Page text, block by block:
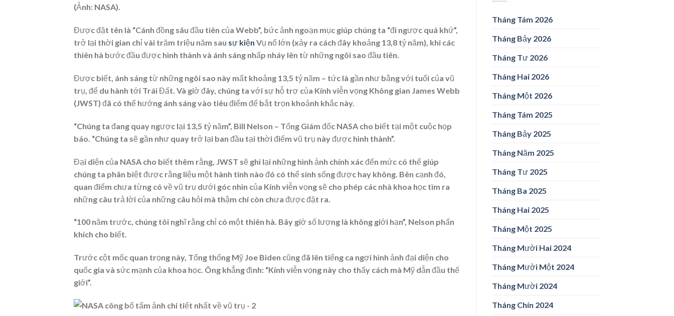
(Ảnh: NASA).
Được đặt tên là “Cánh đồng sâu đầu tiên của Webb”, bức ảnh ngoạn mục giúp chúng ta “đi ngược quá khứ”,
trở lại thời gian chỉ vài trăm triệu năm sau sự kiện Vụ nổ lớn (xảy ra cách đây khoảng 13,8 tỷ năm), khi các
thiên hà bước đầu được hình thành và ánh sáng nhấp nháy lên từ những ngôi sao đầu tiên.
Được biết, ánh sáng từ những ngôi sao này mất khoảng 13,5 tỷ năm – tức là gần như bằng với tuổi của vũ
trụ, để du hành tới Trái Đất. Và giờ đây, chúng ta với sự hỗ trợ của Kính viễn vọng Không gian James Webb
(JWST) đã có thể hướng ánh sáng vào tiêu điểm để bắt trọn khoảnh khắc này.
“Chúng ta đang quay ngược lại 13,5 tỷ năm”, Bill Nelson – Tổng Giám đốc NASA cho biết tại một cuộc họp
báo. “Chúng ta sẽ gần như quay trở lại ban đầu tại thời điểm vũ trụ này được hình thành”.
Đại diện của NASA cho biết thêm rằng, JWST sẽ ghi lại những hình ảnh chính xác đến mức có thể giúp
chúng ta phân biệt được rằng liệu một hành tinh nào đó có thể sinh sống được hay không. Bên cạnh đó,
quan điểm chưa từng có về vũ trụ dưới góc nhìn của Kính viễn vọng sẽ cho phép các nhà khoa học tìm ra
những câu trả lời của những câu hỏi mà thậm chí còn chưa được đặt ra.
“100 năm trước, chúng tôi nghĩ rằng chỉ có một thiên hà. Bây giờ số lượng là không giới hạn”, Nelson phấn
khích cho biết.
Trước cột mốc quan trọng này, Tổng thống Mỹ Joe Biden cũng đã lên tiếng ca ngợi hình ảnh đại diện cho
quốc gia và sức mạnh của khoa học. Ông khẳng định: “Kính viễn vọng này cho thấy cách mà Mỹ dẫn đầu thế
giới”.
Tháng Tám 2026
Tháng Bảy 2026
Tháng Tư 2026
Tháng Hai 2026
Tháng Một 2026
Tháng Tám 2025
Tháng Bảy 2025
Tháng Năm 2025
Tháng Tư 2025
Tháng Ba 2025
Tháng Hai 2025
Tháng Một 2025
Tháng Mười Hai 2024
Tháng Mười Một 2024
Tháng Mười 2024
Tháng Chín 2024